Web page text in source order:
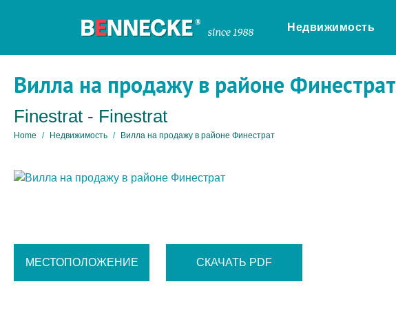
Недвижимость
Вилла на продажу в районе Финестрат
Finestrat - Finestrat
Home Недвижимость Вилла на продажу в районе Финестрат
МЕСТОПОЛОЖЕНИЕ СКАЧАТЬ PDF